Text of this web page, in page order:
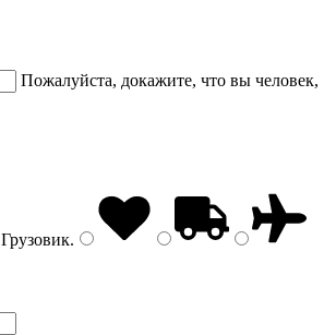
Пожалуйста, докажите, что вы человек,
Грузовик.